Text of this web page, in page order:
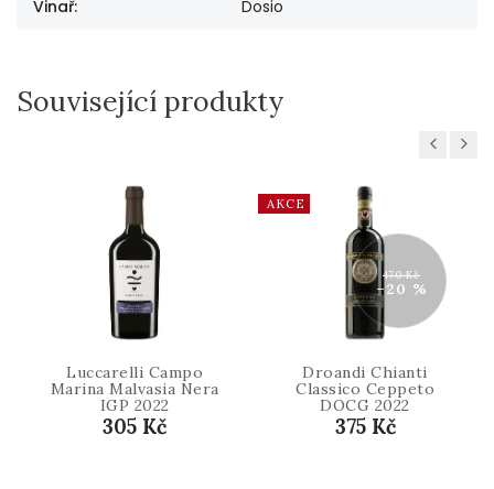
Vinař: Dosio
Související produkty
Previous
Luccarelli Campo
Marina Malvasia Nera
IGP 2022
305 Kč
AKCE
470 Kč
–20 %
Droandi Chianti
Classico Ceppeto
DOCG 2022
375 Kč
Next